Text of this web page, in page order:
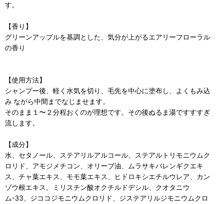
す。
【香り】
グリーンアップルを基調とした、気分が上がるエアリーフローラル
の香り
【使用方法】
シャンプー後、軽く水気を切り、毛先を中心に塗布し、よくもみ込
み ながら中間までなじませます。
そのまま１〜２分程おくのが理想です。その後ぬるま湯ですすすぎ
流します。
【成分】
水、セタノール、ステアリルアルコール、ステアルトリモニウムク
ロリド、アモジメチコン、オリーブ油、ムラサキバレンギクエキ
ス、チャ葉エキス、モモ葉エキス、ヒドロキシエチルウレア、カン
ゾウ根エキス、ミリスチン酸オクチルドデシル、クオタニウ
ム-33、ジココジモニウムクロリド、ジステアリルジモニウムクロ